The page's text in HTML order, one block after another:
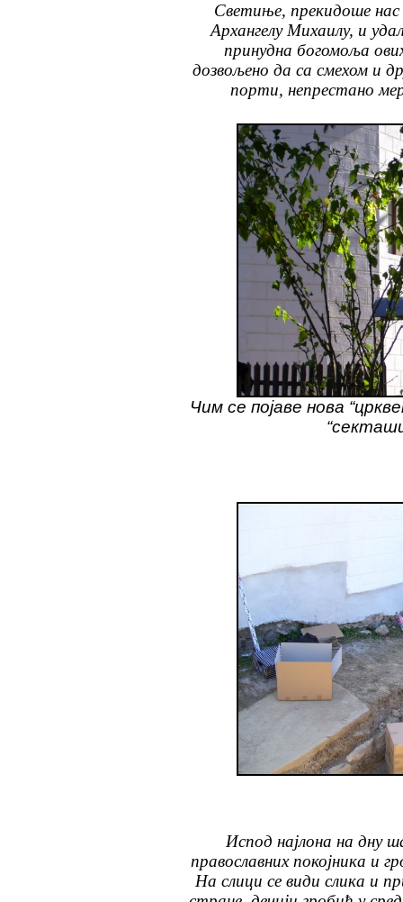
Светиње, прекидоше
Архангелу Михаилу, и
принудна богомоља
дозвољено да са смехом и
порти, непрестано
Чим се појаве нова
Испод најлона на дну
православних покојника и
На слици се види слика и